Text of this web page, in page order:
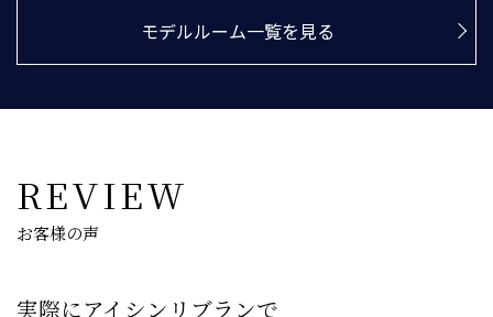
モデルルーム一覧を見る
REVIEW
お客様の声
実際にアイシンリブランで